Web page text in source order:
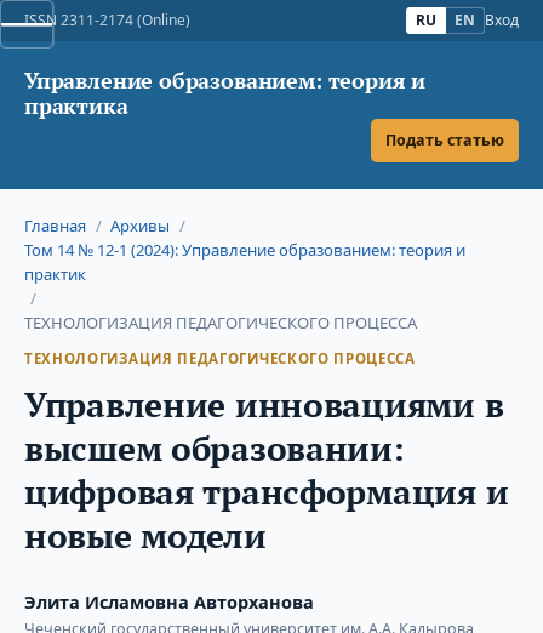
ISSN 2311-2174 (Online) RU EN Вход
Управление образованием: теория и
практика
Подать статью
Главная / Архивы /
Том 14 № 12-1 (2024): Управление образованием: теория и
практик
/
ТЕХНОЛОГИЗАЦИЯ ПЕДАГОГИЧЕСКОГО ПРОЦЕССА
ТЕХНОЛОГИЗАЦИЯ ПЕДАГОГИЧЕСКОГО ПРОЦЕССА
Управление инновациями в
высшем образовании:
цифровая трансформация и
новые модели
Элита Исламовна Авторханова
Чеченский государственный университет им. А.А. Кадырова